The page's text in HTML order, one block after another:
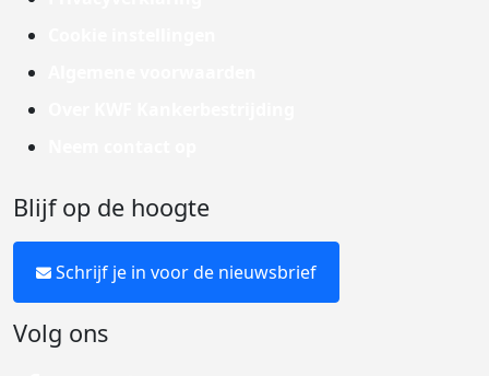
Blijf op de hoogte
Schrijf je in voor de nieuwsbrief
Volg ons